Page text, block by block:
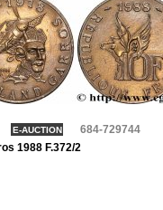
E-AUCTION
684-729744
1988 F.372/2